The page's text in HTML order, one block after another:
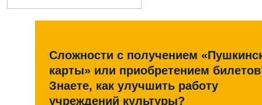
Сложности с получением
карты» или приобретением
Знаете, как улучшить работу
учреждений культуры?